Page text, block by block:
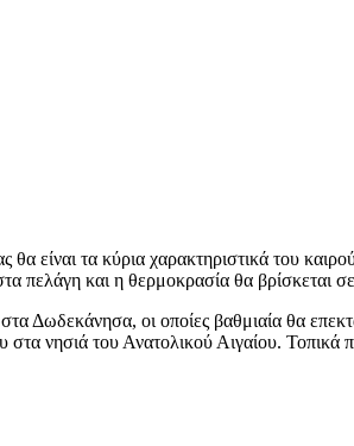
θα είναι τα κύρια χαρακτηριστικά του
πελάγη και η θερμοκρασία θα βρίσκεται
Δωδεκάνησα, οι οποίες βαθμιαία θα
νησιά του Ανατολικού Αιγαίου. Τοπικά